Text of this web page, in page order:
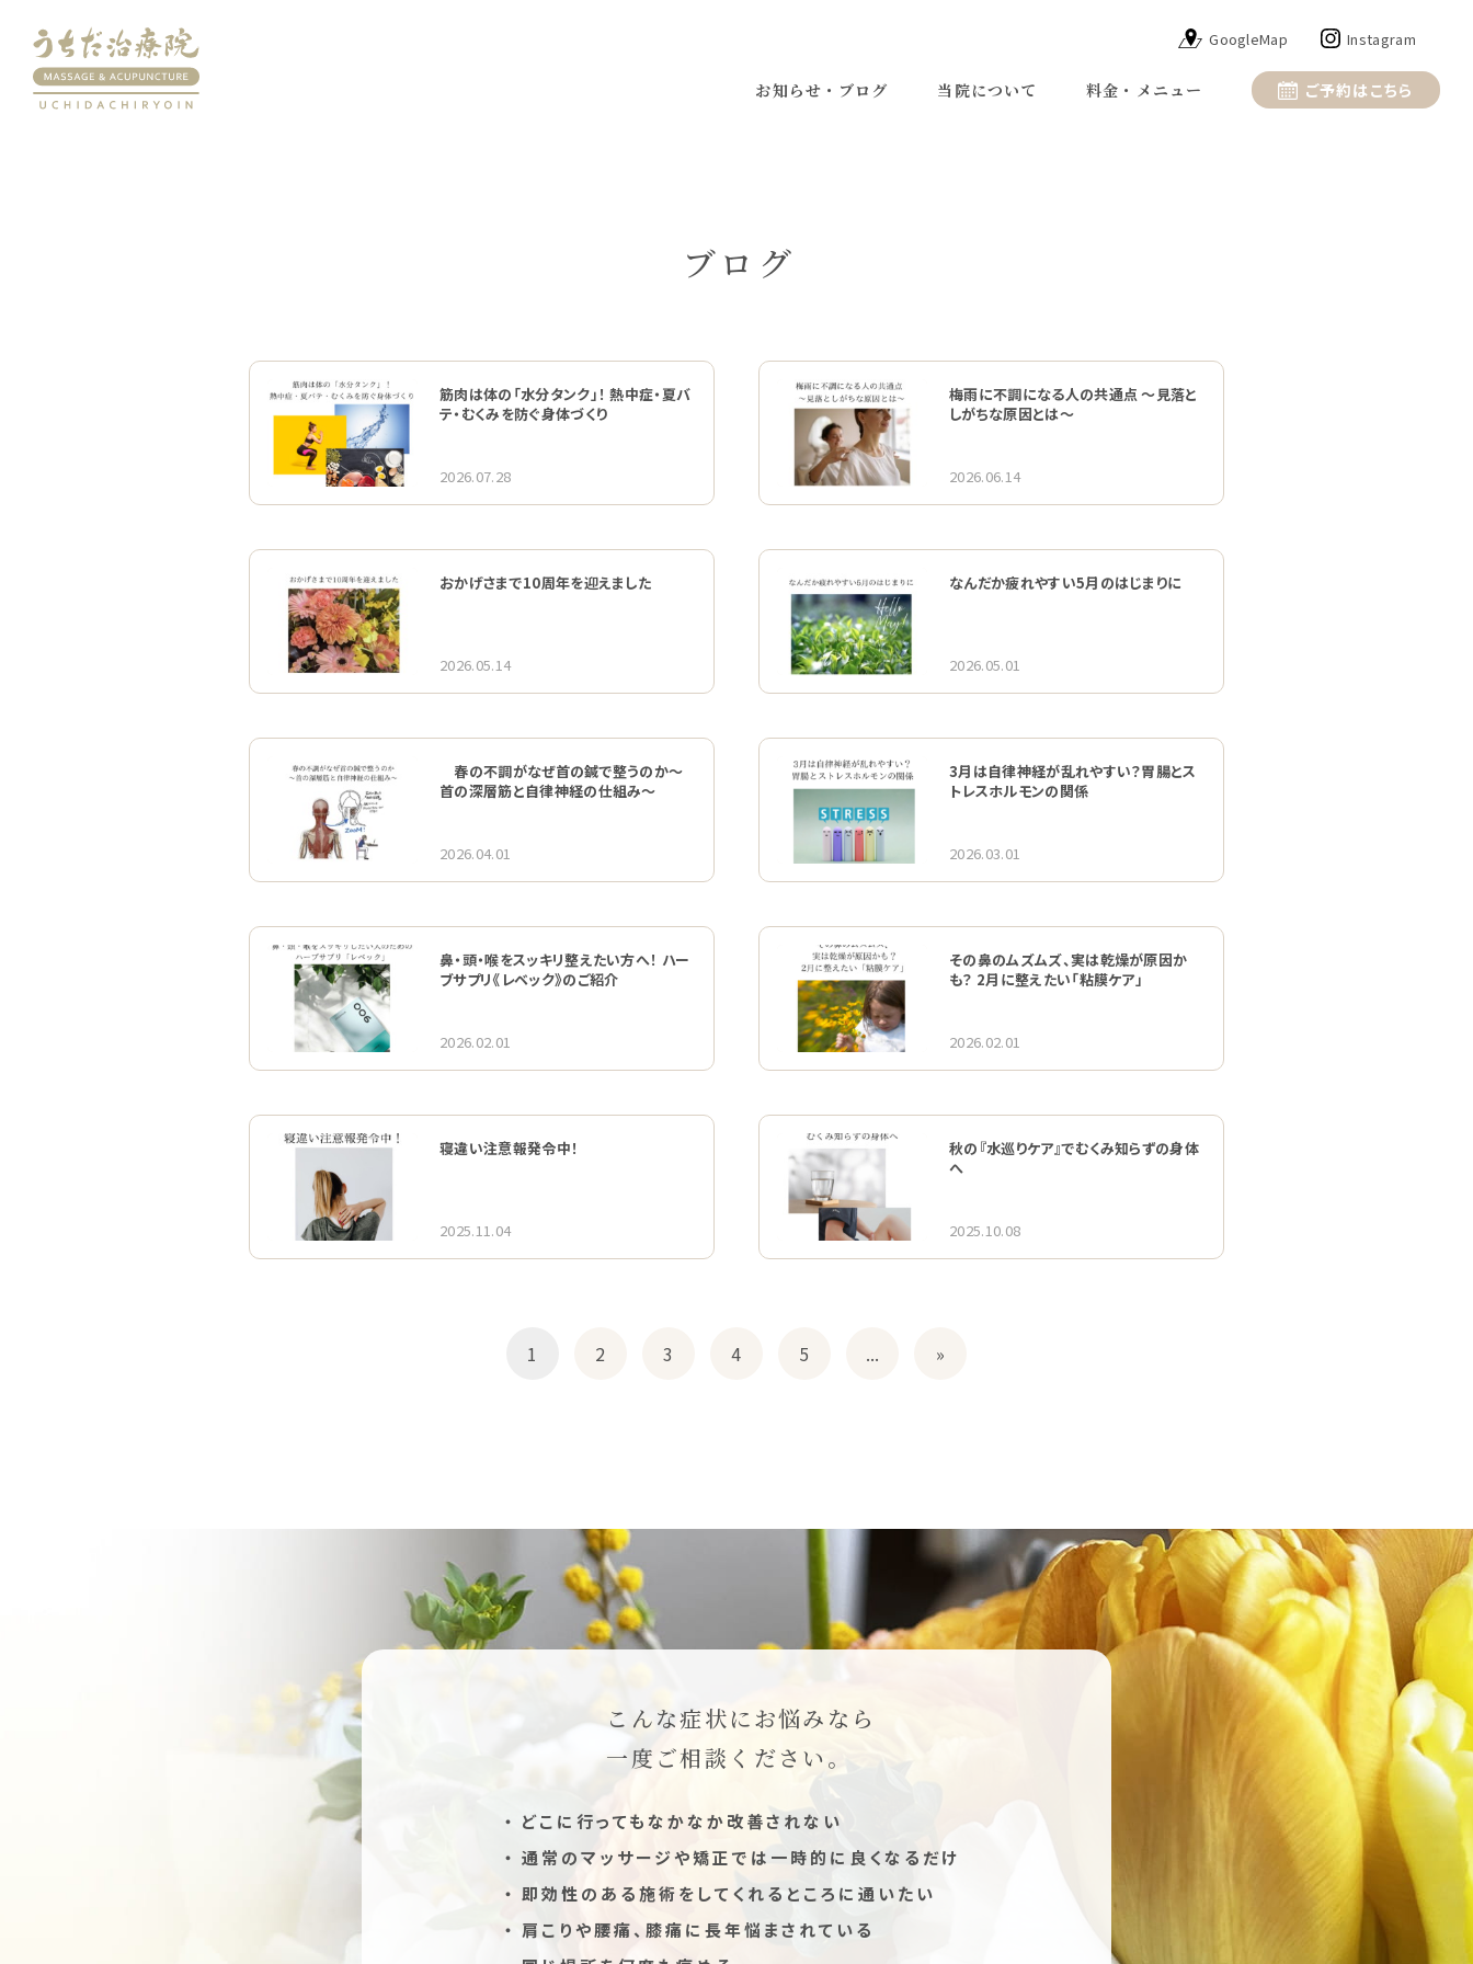
お知らせ・ブログ 当院について 料金・メニュー
GoogleMap Instagram
ご予約はこちら
ブログ
筋肉は体の「水分タンク」！ 熱中症・夏バ
テ・むくみを防ぐ身体づくり
2026.07.28
梅雨に不調になる人の共通点 〜見落と
しがちな原因とは〜
2026.06.14
おかげさまで10周年を迎えました
2026.05.14
なんだか疲れやすい5月のはじまりに
2026.05.01
春の不調がなぜ首の鍼で整うのか〜
首の深層筋と自律神経の仕組み〜
2026.04.01
3月は自律神経が乱れやすい？胃腸とス
トレスホルモンの関係
2026.03.01
鼻・頭・喉をスッキリ整えたい方へ！ ハー
ブサプリ《レベック》のご紹介
2026.02.01
その鼻のムズムズ、実は乾燥が原因か
も？ 2月に整えたい「粘膜ケア」
2026.02.01
寝違い注意報発令中！
2025.11.04
秋の『水巡りケア』でむくみ知らずの身体
へ
2025.10.08
1 2 3 4 5 ... »
こんな症状にお悩みなら
一度ご相談ください。
どこに行ってもなかなか改善されない
通常のマッサージや矯正では一時的に良くなるだけ
即効性のある施術をしてくれるところに通いたい
肩こりや腰痛、膝痛に長年悩まされている